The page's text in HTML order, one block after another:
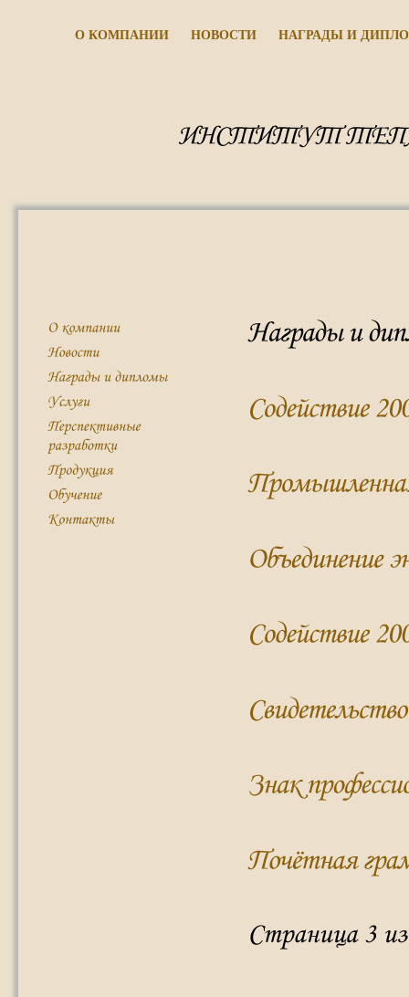
О КОМПАНИИ НОВОСТИ НАГРАДЫ И